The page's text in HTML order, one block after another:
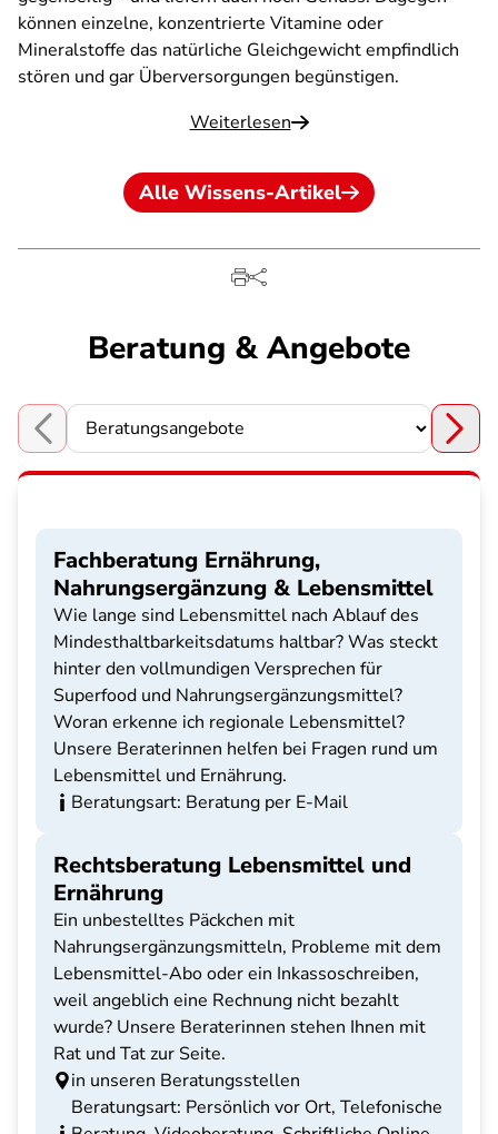
können einzelne, konzentrierte Vitamine oder
Mineralstoffe das natürliche Gleichgewicht empfindlich
stören und gar Überversorgungen begünstigen.
Weiterlesen
Alle Wissens-Artikel
Beratung & Angebote
Choose a section
Fachberatung Ernährung,
Nahrungsergänzung & Lebensmittel
Wie lange sind Lebensmittel nach Ablauf des
Mindesthaltbarkeitsdatums haltbar? Was steckt
hinter den vollmundigen Versprechen für
Superfood und Nahrungsergänzungsmittel?
Woran erkenne ich regionale Lebensmittel?
Unsere Beraterinnen helfen bei Fragen rund um
Lebensmittel und Ernährung.
Beratungsart: Beratung per E-Mail
Rechtsberatung Lebensmittel und
Ernährung
Ein unbestelltes Päckchen mit
Nahrungsergänzungsmitteln, Probleme mit dem
Lebensmittel-Abo oder ein Inkassoschreiben,
weil angeblich eine Rechnung nicht bezahlt
wurde? Unsere Beraterinnen stehen Ihnen mit
Rat und Tat zur Seite.
in unseren Beratungsstellen
Beratungsart: Persönlich vor Ort, Telefonische